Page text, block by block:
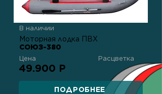
В наличии
Моторная лодка ПВХ
СОЮЗ-380
Цена Расцветка
49.900 Р
ПОДРОБНЕЕ